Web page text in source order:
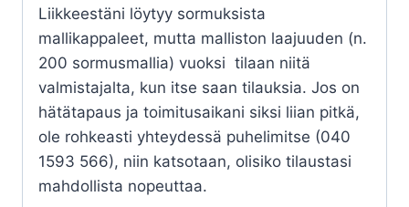
Liikkeestäni löytyy sormuksista
mallikappaleet, mutta malliston laajuuden (n.
200 sormusmallia) vuoksi tilaan niitä
valmistajalta, kun itse saan tilauksia. Jos on
hätätapaus ja toimitusaikani siksi liian pitkä,
ole rohkeasti yhteydessä puhelimitse (040
1593 566), niin katsotaan, olisiko tilaustasi
mahdollista nopeuttaa.